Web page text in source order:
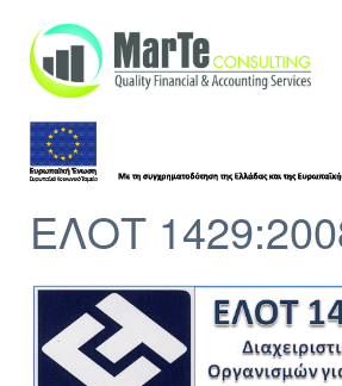
ΕΛΟΤ